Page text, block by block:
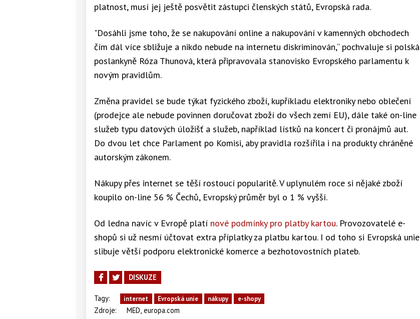
platnost, musí jej ještě posvětit zástupci členských států, Evropská rada.
"Dosáhli jsme toho, že se nakupování online a nakupování v kamenných obchodech
čím dál více sbližuje a nikdo nebude na internetu diskriminován,“ pochvaluje si polská
poslankyně Róza Thunová, která připravovala stanovisko Evropského parlamentu k
novým pravidlům.
Změna pravidel se bude týkat fyzického zboží, kupříkladu elektroniky nebo oblečení
(prodejce ale nebude povinnen doručovat zboží do všech zemí EU), dále také on-line
služeb typu datových úložišť a služeb, například lístků na koncert či pronájmů aut.
Do dvou let chce Parlament po Komisi, aby pravidla rozšířila i na produkty chráněné
autorským zákonem.
Nákupy přes internet se těší rostoucí popularitě. V uplynulém roce si nějaké zboží
koupilo on-line 56 % Čechů, Evropský průměr byl o 1 % vyšší.
Od ledna navíc v Evropě platí nové podmínky pro platby kartou. Provozovatelé e-
shopů si už nesmí účtovat extra příplatky za platbu kartou. I od toho si Evropská unie
slibuje větší podporu elektronické komerce a bezhotovostních plateb.
DISKUZE
Tagy: internet Evropská unie nákupy e-shopy
Zdroje: MED, europa.com